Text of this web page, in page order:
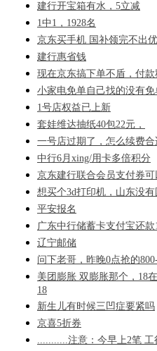
建行开宝箱有水，5立减
1中1，1928名
京东买手机 国补领完不出
建行惠省钱
现在京东搞下单不盾，付款
小家电免单自己找的没有
1号店权益已上新
套娃维达抽纸40包22元，
一号店过期了，怎么续费合
中行6月xing/用卡多倍积分
京东建行联合会员支付券可
想买个3d打印机，山东没
平安报名
广东中行储蓄卡支付宝还款
辽宁邮储
问下老哥，昨晚0点抢的
美团膨胀 双膨胀那个，18
18
新生儿有时候三凹症要紧吗
京喜5折券
...........注意：今早上2笔